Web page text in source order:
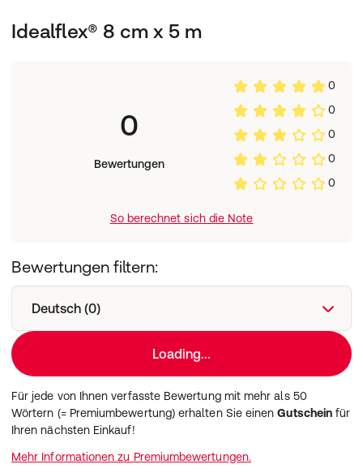
Idealflex® 8 cm x 5 m
0
Bewertungen
0
0
0
0
0
So berechnet sich die Note
Bewertungen filtern:
Deutsch (0)
Loading...
Für jede von Ihnen verfasste Bewertung mit mehr als 50
Wörtern (= Premiumbewertung) erhalten Sie einenGutschein für
Ihren nächsten Einkauf!
Mehr Informationen zu Premiumbewertungen.